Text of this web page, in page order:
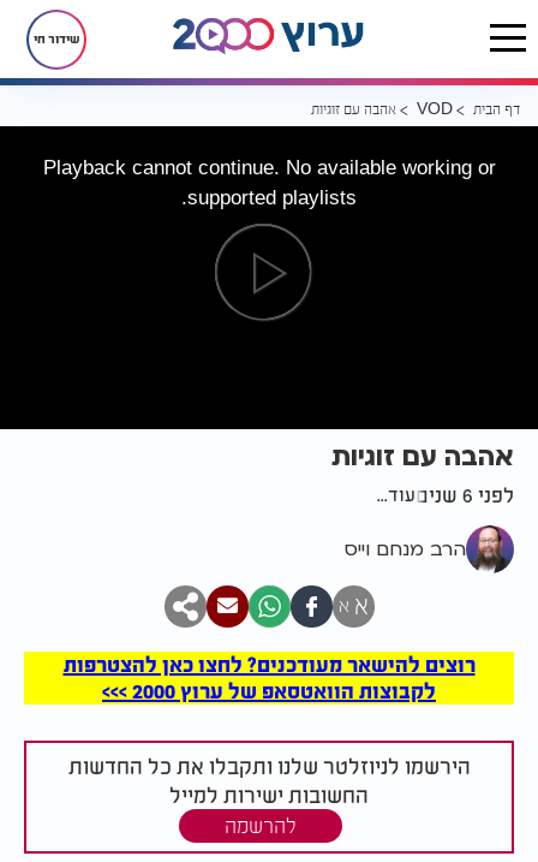
שידור חי
דף הבית VOD אהבה עם זוגיות
Playback cannot continue. No available working or
supported playlists.
אהבה עם זוגיות
לפני 6 שנים עוד...
הרב מנחם וייס
א א
רוצים להישאר מעודכנים? לחצו כאן להצטרפות
לקבוצות הוואטסאפ של ערוץ 2000 >>>
הירשמו לניוזלטר שלנו ותקבלו את כל החדשות
החשובות ישירות למייל
להרשמה